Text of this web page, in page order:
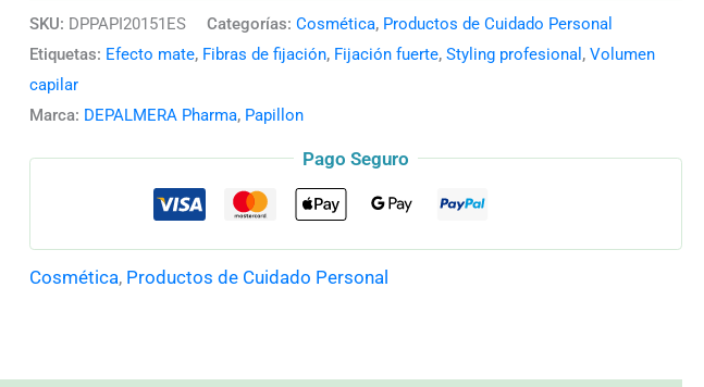
Unión
Europea
cantidad
SKU: DPPAPI20151ES Categorías:Cosmética, Productos de Cuidado Personal
Etiquetas: Efecto mate, Fibras de fijación, Fijación fuerte,Styling profesional ,Volumen
capilar
Marca: DEPALMERA Pharma, Papillon
Pago Seguro
Cosmética, Productos de Cuidado Personal